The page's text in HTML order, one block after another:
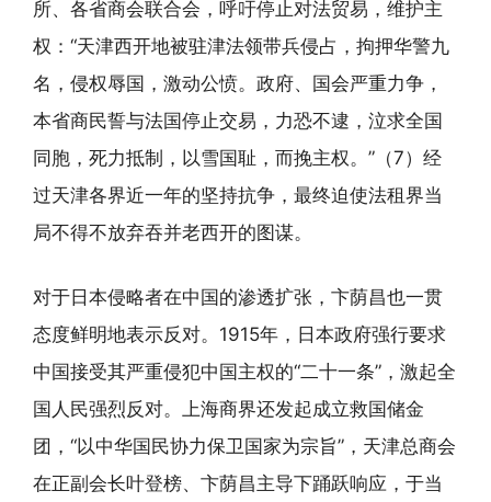
所、各省商会联合会，呼吁停止对法贸易，维护主
权：“天津西开地被驻津法领带兵侵占，拘押华警九
名，侵权辱国，激动公愤。政府、国会严重力争，
本省商民誓与法国停止交易，力恐不逮，泣求全国
同胞，死力抵制，以雪国耻，而挽主权。”（7）经
过天津各界近一年的坚持抗争，最终迫使法租界当
局不得不放弃吞并老西开的图谋。
对于日本侵略者在中国的渗透扩张，卞荫昌也一贯
态度鲜明地表示反对。1915年，日本政府强行要求
中国接受其严重侵犯中国主权的“二十一条”，激起全
国人民强烈反对。上海商界还发起成立救国储金
团，“以中华国民协力保卫国家为宗旨”，天津总商会
在正副会长叶登榜、卞荫昌主导下踊跃响应，于当